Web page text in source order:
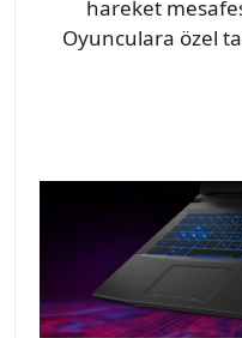
hareket
Oyunculara özel